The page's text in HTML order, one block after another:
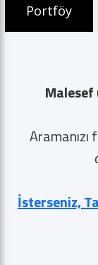
GSM *
Portföy
Malesef
İsterseniz,